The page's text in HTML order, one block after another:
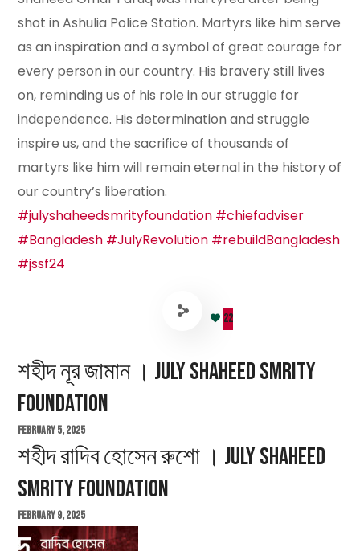
shot in Ashulia Police Station. Martyrs like him serve
as an inspiration and a symbol of great courage for
every person in our country. His bravery still lives
on, reminding us of his role in our struggle for
independence. His determination and struggle
inspire us, and the sacrifice of thousands of
martyrs like him will remain eternal in the history of
our country’s liberation.
#julyshaheedsmrityfoundation #chiefadviser
#Bangladesh #JulyRevolution #rebuildBangladesh
#jssf24
22
শহীদ নূর জামান । July Shaheed Smrity
Foundation
February 5, 2025
শহীদ রাদিব হোসেন রুশো । July Shaheed
Smrity Foundation
February 9, 2025